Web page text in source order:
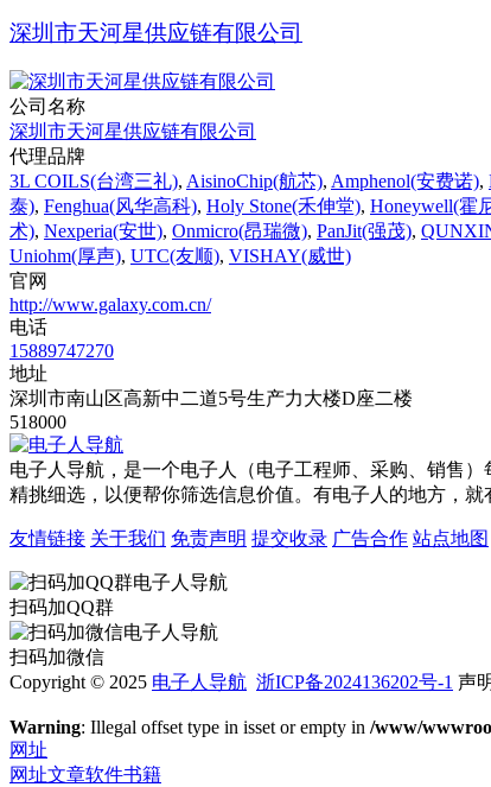
深圳市天河星供应链有限公司
公司名称
深圳市天河星供应链有限公司
代理品牌
3L COILS(台湾三礼), AisinoChip(航芯), Amphenol(安费诺),
泰), Fenghua(风华高科), Holy Stone(禾伸堂), Honeywell(霍
术), Nexperia(安世), Onmicro(昂瑞微), PanJit(强茂),
Uniohm(厚声), UTC(友顺), VISHAY(威世)
官网
http://www.galaxy.com.cn/
电话
15889747270
地址
深圳市南山区高新中二道5号生产力大楼D座二楼
518000
电子人导航，是一个电子人（电子工程师、采购、销售
精挑细选，以便帮你筛选信息价值。有电子人的地方，就
友情链接 关于我们 免责声明 提交收录 广告合作 站点地图
扫码加QQ群
扫码加微信
Copyright © 2025 电子人导航 浙ICP备2024136202号-1 声
Warning: Illegal offset type in isset or empty in /www/
网址
网址文章软件书籍